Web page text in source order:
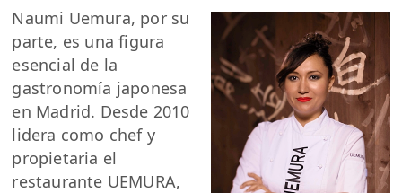
Naumi Uemura, por su
parte, es una figura
esencial de la
gastronomía japonesa
en Madrid. Desde 2010
lidera como chef y
propietaria el
restaurante UEMURA,